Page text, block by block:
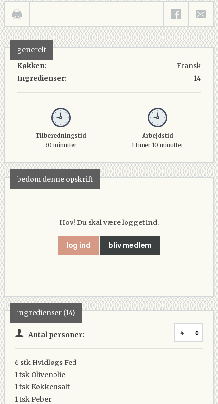
generelt
Køkken:
Ingredienser:
Fransk
14
Tilberedningstid
30 minutter
Arbejdstid
1 timer 10 minutter
bedøm denne opskrift
Hov! Du skal være logget ind.
log ind bliv medlem
ingredienser (14)
Antal personer:
6 stk Hvidløgs Fed
1 tsk Olivenolie
1 tsk Køkkensalt
1 tskPeber